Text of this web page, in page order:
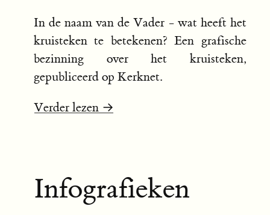
In de naam van de Vader - wat heeft het
kruisteken te betekenen? Een grafische
bezinning over het kruisteken,
gepubliceerd op Kerknet.
Verder lezen →
Infografieken